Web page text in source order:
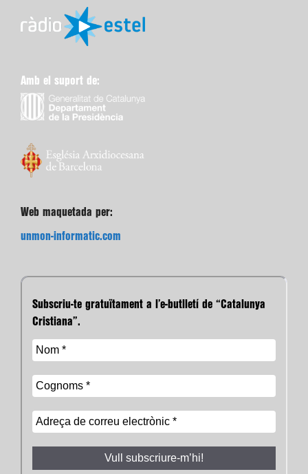
Amb el suport de:
Web maquetada per:
unmon-informatic.com
Subscriu-te gratuïtament a l’e-butlletí de “Catalunya
Cristiana”.